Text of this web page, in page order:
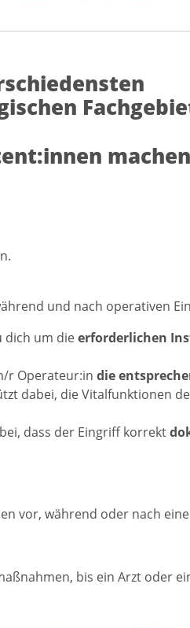
machen
und nach operativen
dich um dieerforderlichen
r Operateur:in die
dabei, die Vitalfunktionen
dass der Eingriff korrekt
vor, während oder nach
bis ein Arzt oder